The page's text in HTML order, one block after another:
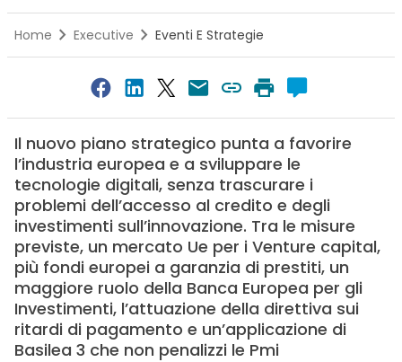
Home Executive Eventi E Strategie
Il nuovo piano strategico punta a favorire
l’industria europea e a sviluppare le
tecnologie digitali, senza trascurare i
problemi dell’accesso al credito e degli
investimenti sull’innovazione. Tra le misure
previste, un mercato Ue per i Venture capital,
più fondi europei a garanzia di prestiti, un
maggiore ruolo della Banca Europea per gli
Investimenti, l’attuazione della direttiva sui
ritardi di pagamento e un’applicazione di
Basilea 3 che non penalizzi le Pmi